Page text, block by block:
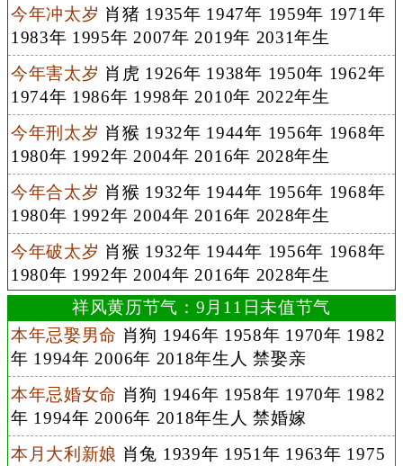
今年冲太岁 肖猪 1935年 1947年 1959年 1971年
1983年 1995年 2007年 2019年 2031年生
今年害太岁 肖虎 1926年 1938年 1950年 1962年
1974年 1986年 1998年 2010年 2022年生
今年刑太岁 肖猴 1932年 1944年 1956年 1968年
1980年 1992年 2004年 2016年 2028年生
今年合太岁 肖猴 1932年 1944年 1956年 1968年
1980年 1992年 2004年 2016年 2028年生
今年破太岁 肖猴 1932年 1944年 1956年 1968年
1980年 1992年 2004年 2016年 2028年生
祥风黄历节气：9月11日未值节气
本年忌娶男命 肖狗 1946年 1958年 1970年 1982
年 1994年 2006年 2018年生人 禁娶亲
本年忌婚女命 肖狗 1946年 1958年 1970年 1982
年 1994年 2006年 2018年生人 禁婚嫁
本月大利新娘 肖兔 1939年 1951年 1963年 1975